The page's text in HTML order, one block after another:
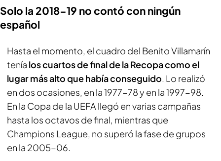
Solo la 2018-19 no contó con ningún
español
Hasta el momento, el cuadro del Benito Villamarín
tenía los cuartos de final de la Recopa como el
lugar más alto que había conseguido. Lo realizó
en dos ocasiones, en la 1977-78 y en la 1997-98.
En la Copa de la UEFA llegó en varias campañas
hasta los octavos de final, mientras que
Champions League, no superó la fase de grupos
en la 2005-06.